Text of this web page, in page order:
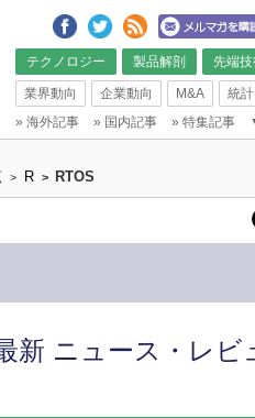
テクノロジー 製品解剖 先端
業界動向 企業動向 M&A
統計
» 海外記事 » 国内記事 » 特集記事
> R > RTOS
新 ニュース・レ